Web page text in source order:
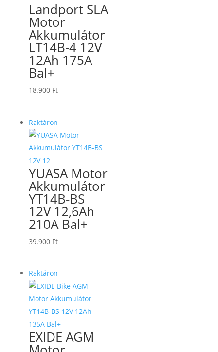
Landport SLA
Motor
Akkumulátor
LT14B-4 12V
12Ah 175A
Bal+
18.900 Ft
Raktáron
YUASA Motor
Akkumulátor
YT14B-BS
12V 12,6Ah
210A Bal+
39.900 Ft
Raktáron
EXIDE AGM